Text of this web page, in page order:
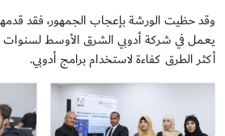
وقد حظيت الورشة بإعجاب الجمهور، فقد قدمها
يعمل في شركة أدوبي الشرق الأوسط لسنوات
أكثر الطرق كفاءة لاستخدام برامج أدوبي.